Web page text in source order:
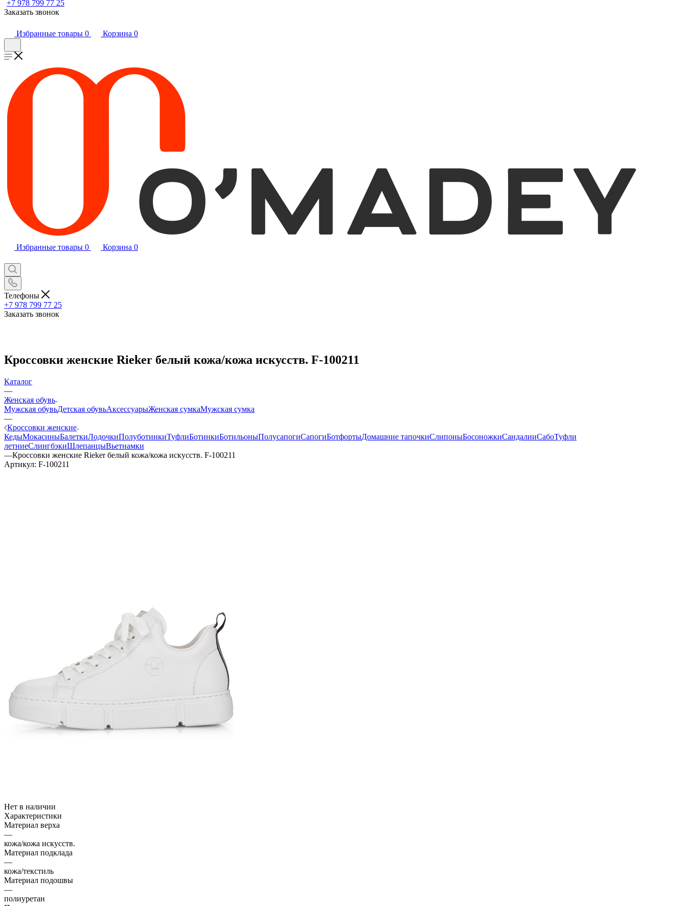
+7 978 799 77 25
Заказать звонок
Избранные товары 0 Корзина 0
Избранные товары 0 Корзина 0
Телефоны
+7 978 799 77 25
Заказать звонок
Кроссовки женские Rieker белый кожа/кожа искусств. F-100211
Каталог
—
Женская обувь
Мужская обувьДетская обувьАксессуарыЖенская сумкаМужская сумка
—
Кроссовки женские
КедыМокасиныБалеткиЛодочкиПолуботинкиТуфлиБотинкиБотильоныПолусапогиСапогиБотфортыДомашние тапочкиСлипоныБосоножкиСандалииСабоТуфли
летниеСлингбэкиШлепанцыВьетнамки
—Кроссовки женские Rieker белый кожа/кожа искусств. F-100211
Артикул: F-100211
Нет в наличии
Характеристики
Материал верха
—
кожа/кожа искусств.
Материал подклада
—
кожа/текстиль
Материал подошвы
—
полиуретан